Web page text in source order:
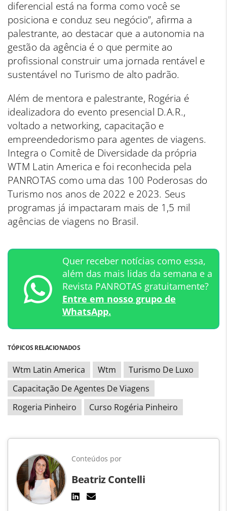
diferencial está na forma como você se
posiciona e conduz seu negócio”, afirma a
palestrante, ao destacar que a autonomia na
gestão da agência é o que permite ao
profissional construir uma jornada rentável e
sustentável no Turismo de alto padrão.
Além de mentora e palestrante, Rogéria é
idealizadora do evento presencial D.A.R.,
voltado a networking, capacitação e
empreendedorismo para agentes de viagens.
Integra o Comitê de Diversidade da própria
WTM Latin America e foi reconhecida pela
PANROTAS como uma das 100 Poderosas do
Turismo nos anos de 2022 e 2023. Seus
programas já impactaram mais de 1,5 mil
agências de viagens no Brasil.
Quer receber notícias como essa,
além das mais lidas da semana e a
Revista PANROTAS gratuitamente?
Entre em nosso grupo de
WhatsApp.
TÓPICOS RELACIONADOS
Wtm Latin America Wtm
Turismo De Luxo
Capacitação De Agentes De Viagens
Rogeria Pinheiro
Curso Rogéria Pinheiro
Conteúdos por
Beatriz Contelli